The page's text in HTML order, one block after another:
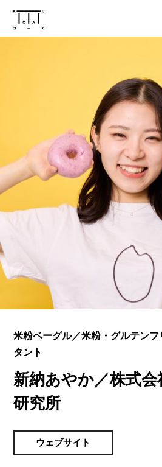
米粉ベーグル／米粉・グルテン
タント
新納あやか／株式
研究所
ウェブサイト